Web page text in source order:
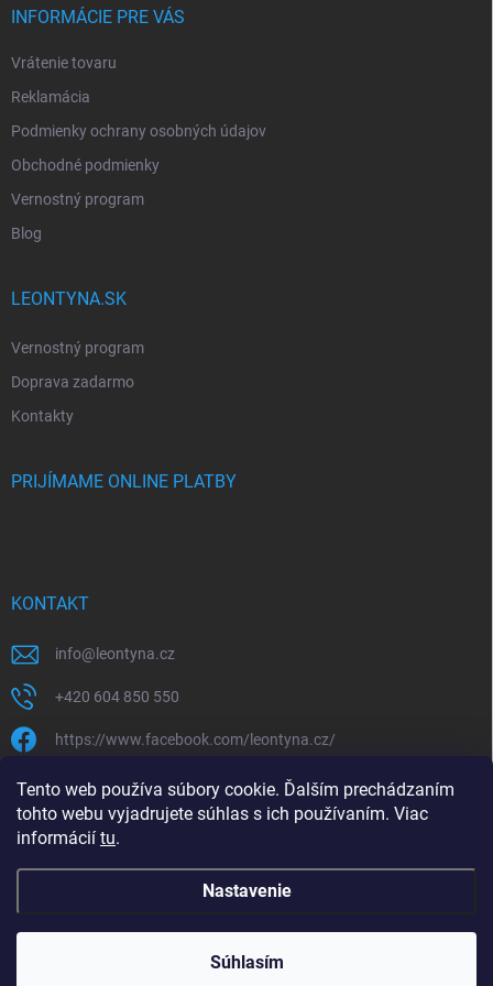
Tento web používa súbory cookie. Ďalším prechádzaním
tohto webu vyjadrujete súhlas s ich používaním. Viac
informácií tu.
Nastavenie
Súhlasím
INFORMÁCIE PRE VÁS
Vrátenie tovaru
Reklamácia
Podmienky ochrany osobných údajov
Obchodné podmienky
Vernostný program
Blog
LEONTYNA.SK
Vernostný program
Doprava zadarmo
Kontakty
PRIJÍMAME ONLINE PLATBY
KONTAKT
info@ leontyna.cz
+420 604 850 550
https://www.facebook.com/leontyna.cz/
leontyna.cz
@leontyna.cz
Leontyna.sk . Všetky práva vyhradené.